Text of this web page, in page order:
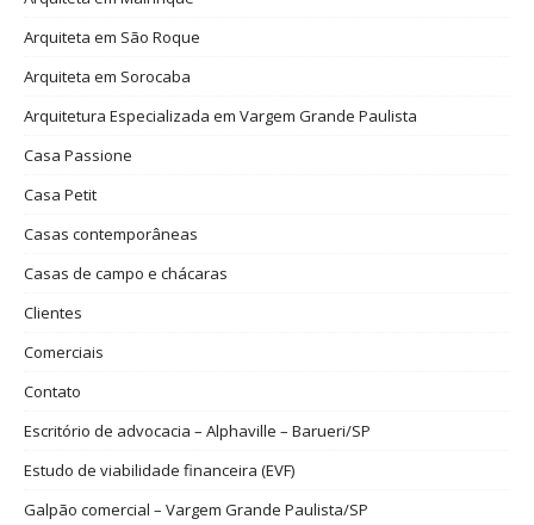
Arquiteta em São Roque
Arquiteta em Sorocaba
Arquitetura Especializada em Vargem Grande Paulista
Casa Passione
Casa Petit
Casas contemporâneas
Casas de campo e chácaras
Clientes
Comerciais
Contato
Escritório de advocacia – Alphaville – Barueri/SP
Estudo de viabilidade financeira (EVF)
Galpão comercial – Vargem Grande Paulista/SP